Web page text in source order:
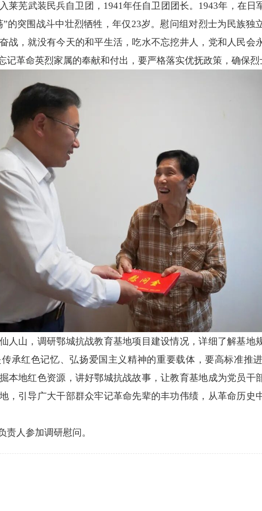
莱芜武装民兵自卫团，1941年任自卫团团长。1943年，在日
的突围战斗中壮烈牺牲，年仅23岁。慰问组对烈士为民族独
战，就没有今天的和平生活，吃水不忘挖井人，党和人民会
记革命英烈家属的奉献和付出，要严格落实优抚政策，确保烈
山，调研鄂城抗战教育基地项目建设情况，详细了解基地
承红色记忆、弘扬爱国主义精神的重要载体，要高标准推
本地红色资源，讲好鄂城抗战故事，让教育基地成为党员干
，引导广大干部群众牢记革命先辈的丰功伟绩，从革命历史
人参加调研慰问。